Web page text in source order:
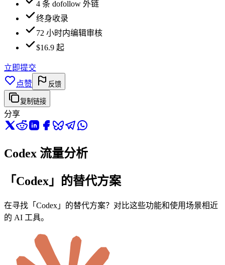
4 条 dofollow 外链
终身收录
72 小时内编辑审核
$16.9 起
立即提交
点赞
反馈
复制链接
分享
Codex 流量分析
「Codex」的替代方案
在寻找「Codex」的替代方案？对比这些功能和使用场景相近
的 AI 工具。